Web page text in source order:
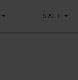
SALE